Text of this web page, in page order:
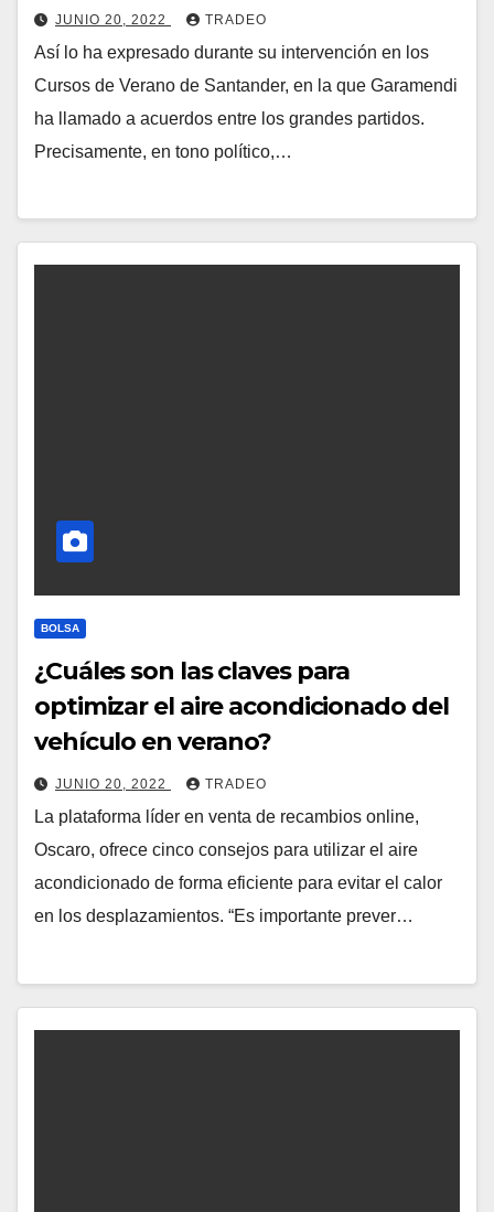
JUNIO 20, 2022 TRADEO
Así lo ha expresado durante su intervención en los
Cursos de Verano de Santander, en la que Garamendi
ha llamado a acuerdos entre los grandes partidos.
Precisamente, en tono político,…
BOLSA
¿Cuáles son las claves para
optimizar el aire acondicionado del
vehículo en verano?
JUNIO 20, 2022 TRADEO
La plataforma líder en venta de recambios online,
Oscaro, ofrece cinco consejos para utilizar el aire
acondicionado de forma eficiente para evitar el calor
en los desplazamientos. “Es importante prever…